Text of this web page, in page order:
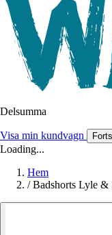
Delsumma
Visa min kundvagn
Loading...
Hem
/ Badshorts Lyle &